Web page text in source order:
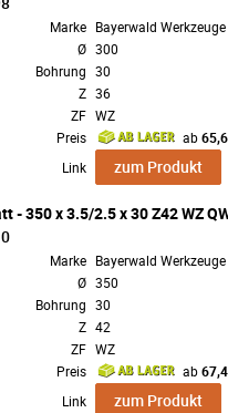
Marke Bayerwald Werkzeuge
Ø 300
Bohrung 30
Z 36
ZF WZ
Preis
ab
Link
zum Produkt
- 350 x 3.5/2.5 x 30 Z42 WZ
Marke Bayerwald Werkzeuge
Ø 350
Bohrung 30
Z 42
ZF WZ
Preis
ab
Link
zum Produkt